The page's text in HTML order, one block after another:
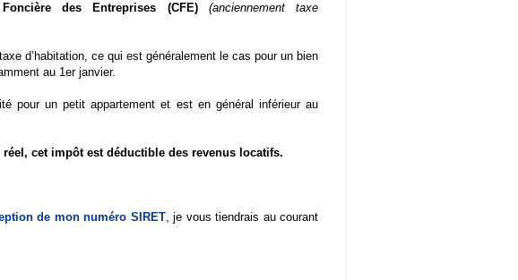
des Entreprises (CFE)
(anciennement taxe
d’habitation, ce qui est généralement le cas pour un bien
au 1er janvier.
pour un petit appartement et est en général inférieur au
réel, cet impôt est déductible des revenus locatifs.
de mon numéro SIRET, je vous tiendrais au courant